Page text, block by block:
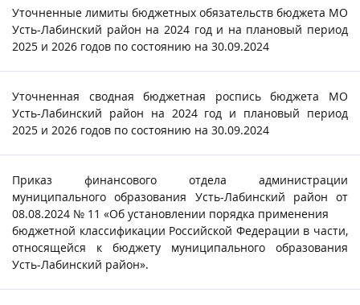
Уточненные лимиты бюджетных обязательств бюджета МО
Усть-Лабинский район на 2024 год и на плановый период
2025 и 2026 годов по состоянию на 30.09.2024
Уточненная сводная бюджетная роспись бюджета МО
Усть-Лабинский район на 2024 год и плановый период
2025 и 2026 годов по состоянию на 30.09.2024
Приказ финансового отдела администрации
муниципального образования Усть-Лабинский район от
08.08.2024 № 11 «Об установлении порядка применения
бюджетной классификации Российской Федерации в части,
относящейся к бюджету муниципального образования
Усть-Лабинский район».